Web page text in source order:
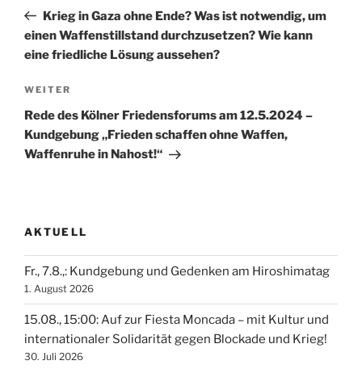
Beitrag
Krieg in Gaza ohne Ende? Was ist notwendig, um
einen Waffenstillstand durchzusetzen? Wie kann
eine friedliche Lösung aussehen?
Nächster
Beitrag
WEITER
Rede des Kölner Friedensforums am 12.5.2024 –
Kundgebung „Frieden schaffen ohne Waffen,
Waffenruhe in Nahost!“
AKTUELL
Fr., 7.8.,: Kundgebung und Gedenken am Hiroshimatag
1. August 2026
15.08., 15:00: Auf zur Fiesta Moncada – mit Kultur und
internationaler Solidarität gegen Blockade und Krieg!
30. Juli 2026